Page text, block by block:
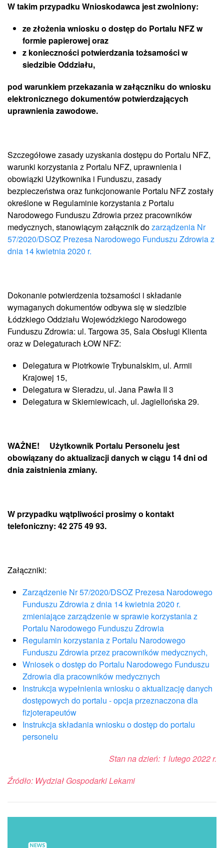
W takim przypadku Wnioskodawca jest zwolniony:
ze złożenia wniosku o dostęp do Portalu NFZ w
formie papierowej oraz
z konieczności potwierdzania tożsamości w
siedzibie Oddziału,
pod warunkiem przekazania w załączniku do wniosku
elektronicznego dokumentów potwierdzających
uprawnienia zawodowe.
Szczegółowe zasady uzyskania dostępu do Portalu NFZ,
warunki korzystania z Portalu NFZ, uprawnienia i
obowiązki Użytkownika i Funduszu, zasady
bezpieczeństwa oraz funkcjonowanie Portalu NFZ zostały
określone w Regulaminie korzystania z Portalu
Narodowego Funduszu Zdrowia przez pracowników
medycznych, stanowiącym załącznik dozarządzenia Nr
57/2020/DSOZ Prezesa Narodowego Funduszu Zdrowia z
dnia 14 kwietnia 2020 r.
Dokonanie potwierdzenia tożsamości i składanie
wymaganych dokumentów odbywa się w siedzibie
Łódzkiego Oddziału Wojewódzkiego Narodowego
Funduszu Zdrowia: ul. Targowa 35, Sala Obsługi Klienta
oraz w Delegaturach ŁOW NFZ:
Delegatura w Piotrkowie Trybunalskim, ul. Armii
Krajowej 15,
Delegatura w Sieradzu, ul. Jana Pawła II 3
Delegatura w Skierniewicach, ul. Jagiellońska 29.
WAŻNE! Użytkownik Portalu Personelu jest
obowiązany do aktualizacji danych w ciągu 14 dni od
dnia zaistnienia zmiany.
W przypadku wątpliwości prosimy o kontakt
telefoniczny: 42 275 49 93.
Załączniki:
Zarządzenie Nr 57/2020/DSOZ Prezesa Narodowego
Funduszu Zdrowia z dnia 14 kwietnia 2020 r.
zmieniające zarządzenie w sprawie korzystania z
Portalu Narodowego Funduszu Zdrowia
Regulamin korzystania z Portalu Narodowego
Funduszu Zdrowia przez pracowników medycznych,
Wniosek o dostęp do Portalu Narodowego Funduszu
Zdrowia dla pracowników medycznych
Instrukcja wypełnienia wniosku o aktualizację danych
dostępowych do portalu - opcja przeznaczona dla
fizjoterapeutów
Instrukcja składania wniosku o dostęp do portalu
personelu
Stan na dzień: 1 lutego 2022 r.
Źródło: Wydział Gospodarki Lekami